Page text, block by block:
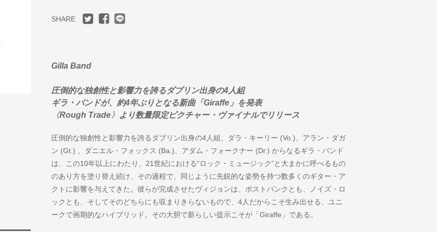
SHARE
Gilla Band
圧倒的な独創性と影響力を誇るダブリン出身の4人組
ギラ・バンドが、約4年ぶりとなる新曲「Giraffe」を発表
〈Rough Trade〉より数量限定ピクチャー・ヴァイナルでリリース
圧倒的な独創性と影響力を誇るダブリン出身の4人組、ダラ・キーリー (Vo.)、アラン・ダガ
ン (Gt.) 、ダニエル・フォックス (Ba.)、アダム・フォークナー (Dr.) からなるギラ・バンド
は、この10年以上にわたり、21世紀における“ロック・ミュージック”と大まかに呼べるもの
のあり方を塗り替え続け、その過程で、同じように先鋭的な姿勢を持つ数多くのギター・ア
クトに影響を与えてきた。彼らが完成させたヴィジョンは、ポストパンクとも、ノイズ・ロ
ックとも、そしてそのどちらにも収まりきらないもので、4人だからこそ生み出せる、ユニ
ークで画期的なハイブリッド。その大胆で新らしい提示こそが「Giraffe」である。